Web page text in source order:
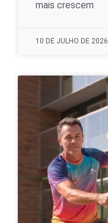
mais crescem
10 DE JULHO DE 2026